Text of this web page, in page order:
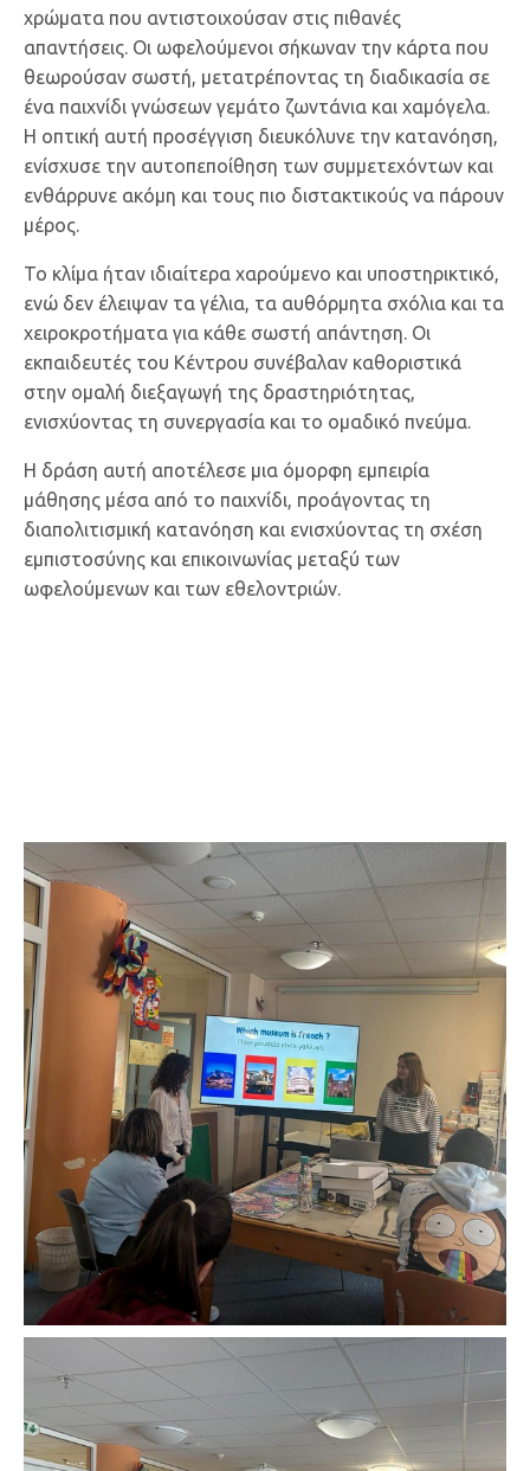
χρώματα που αντιστοιχούσαν στις πιθανές
απαντήσεις. Οι ωφελούμενοι σήκωναν την κάρτα που
θεωρούσαν σωστή, μετατρέποντας τη διαδικασία σε
ένα παιχνίδι γνώσεων γεμάτο ζωντάνια και χαμόγελα.
Η οπτική αυτή προσέγγιση διευκόλυνε την κατανόηση,
ενίσχυσε την αυτοπεποίθηση των συμμετεχόντων και
ενθάρρυνε ακόμη και τους πιο διστακτικούς να πάρουν
μέρος.
Το κλίμα ήταν ιδιαίτερα χαρούμενο και υποστηρικτικό,
ενώ δεν έλειψαν τα γέλια, τα αυθόρμητα σχόλια και τα
χειροκροτήματα για κάθε σωστή απάντηση. Οι
εκπαιδευτές του Κέντρου συνέβαλαν καθοριστικά
στην ομαλή διεξαγωγή της δραστηριότητας,
ενισχύοντας τη συνεργασία και το ομαδικό πνεύμα.
Η δράση αυτή αποτέλεσε μια όμορφη εμπειρία
μάθησης μέσα από το παιχνίδι, προάγοντας τη
διαπολιτισμική κατανόηση και ενισχύοντας τη σχέση
εμπιστοσύνης και επικοινωνίας μεταξύ των
ωφελούμενων και των εθελοντριών.